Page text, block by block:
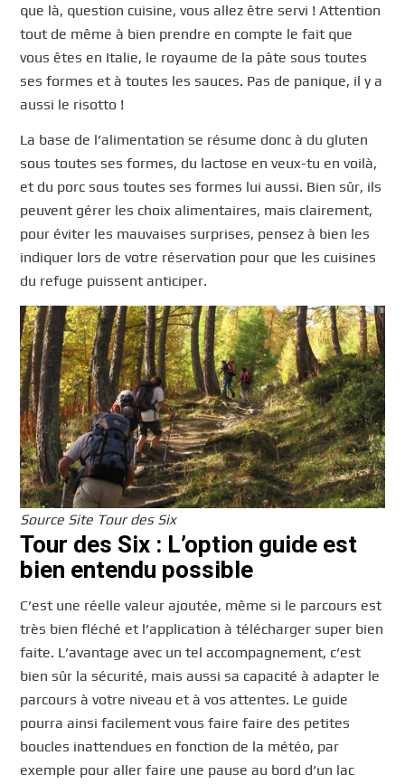
que là, question cuisine, vous allez être servi ! Attention
tout de même à bien prendre en compte le fait que
vous êtes en Italie, le royaume de la pâte sous toutes
ses formes et à toutes les sauces. Pas de panique, il y a
aussi le risotto !
La base de l’alimentation se résume donc à du gluten
sous toutes ses formes, du lactose en veux-tu en voilà,
et du porc sous toutes ses formes lui aussi. Bien sûr, ils
peuvent gérer les choix alimentaires, mais clairement,
pour éviter les mauvaises surprises, pensez à bien les
indiquer lors de votre réservation pour que les cuisines
du refuge puissent anticiper.
Source Site Tour des Six
Tour des Six : L’option guide est
bien entendu possible
C’est une réelle valeur ajoutée, même si le parcours est
très bien fléché et l’application à télécharger super bien
faite. L’avantage avec un tel accompagnement, c’est
bien sûr la sécurité, mais aussi sa capacité à adapter le
parcours à votre niveau et à vos attentes. Le guide
pourra ainsi facilement vous faire faire des petites
boucles inattendues en fonction de la météo, par
exemple pour aller faire une pause au bord d’un lac